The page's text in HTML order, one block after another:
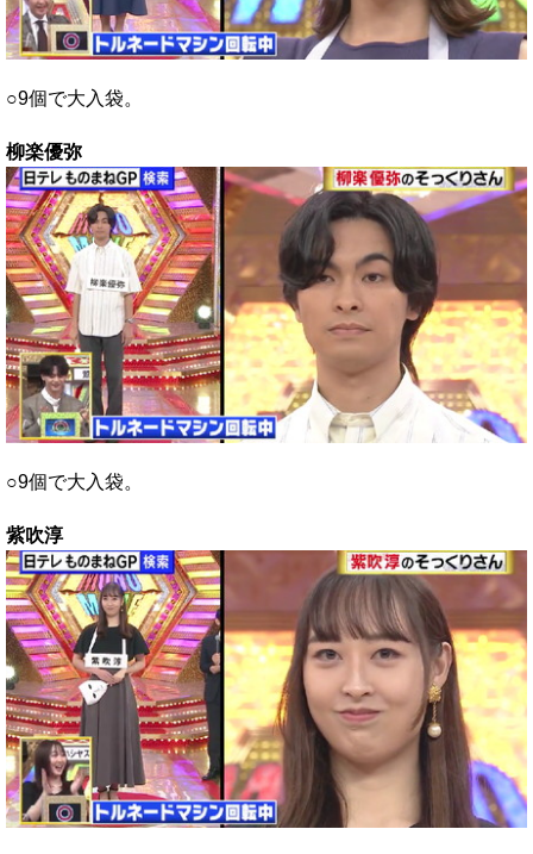
○9個で大入袋。
柳楽優弥
○9個で大入袋。
紫吹淳